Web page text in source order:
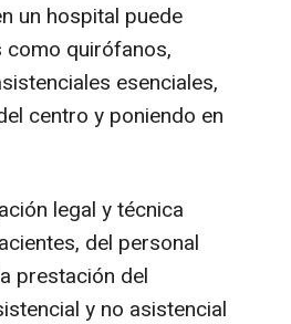
un hospital puede
quirófanos,
esenciales,
centro y poniendo en
legal y técnica
del personal
prestación del
y no asistencial